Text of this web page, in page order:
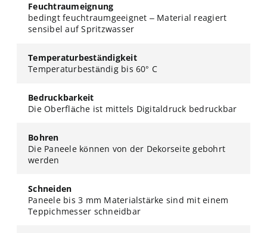
Feuchtraumeignung
bedingt feuchtraumgeeignet – Material reagiert
sensibel auf Spritzwasser
Temperaturbeständigkeit
Temperaturbeständig bis 60° C
Bedruckbarkeit
Die Oberfläche ist mittels Digitaldruck bedruckbar
Bohren
Die Paneele können von der Dekorseite gebohrt
werden
Schneiden
Paneele bis 3 mm Materialstärke sind mit einem
Teppichmesser schneidbar